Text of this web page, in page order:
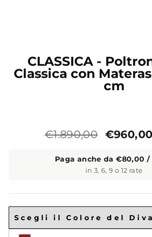
CLASSICA -
Classica con
cm
Prezzo
€1.890,00 Prezzo
€960,00
Paga anche da €80,00 /
in 3, 6, 9 o 12 rate
Scegli il Colore del
Scegli il Colore